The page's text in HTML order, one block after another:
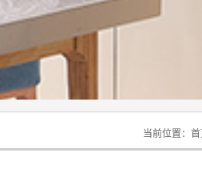
当前位置： 首